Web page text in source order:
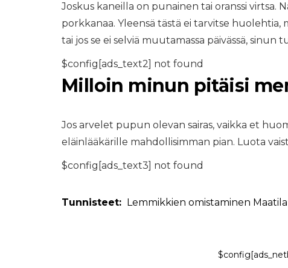
Joskus kaneilla on punainen tai oranssi virtsa.
porkkanaa. Yleensä tästä ei tarvitse
tai jos se ei selviä muutamassa päivässä,
$config[ads_text2] not found
Milloin minun pitäisi
Jos arvelet pupun olevan sairas, vaikka et
eläinlääkärille mahdollisimman pian. Luota
$config[ads_text3] not found
Tunnisteet: Lemmikkien omistaminen